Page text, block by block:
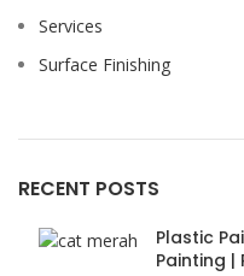
Services
Surface Finishing
RECENT POSTS
Plastic
Painting |